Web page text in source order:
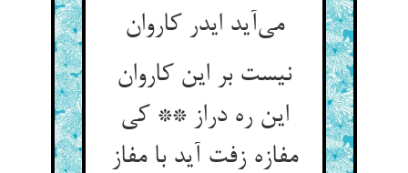
می‌آید ایدر کاروان
نیست بر این کاروان
این ره دراز ** کی
مفازه زفت آید با مفاز